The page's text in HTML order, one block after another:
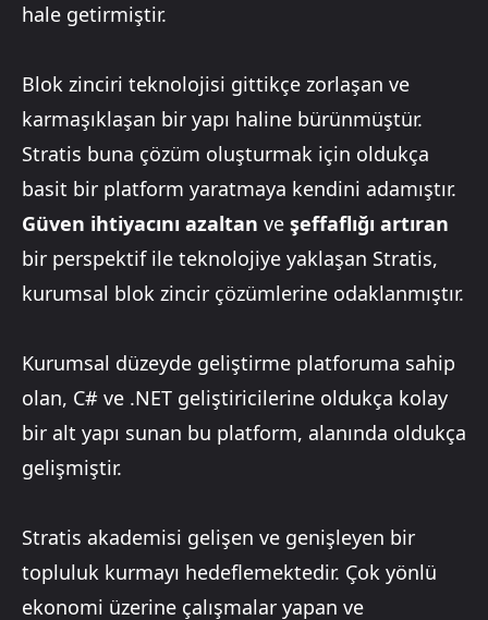
hale getirmiştir.
Blok zinciri teknolojisi gittikçe zorlaşan ve
karmaşıklaşan bir yapı haline bürünmüştür.
Stratis buna çözüm oluşturmak için oldukça
basit bir platform yaratmaya kendini adamıştır.
Güven ihtiyacını azaltan ve şeffaflığı artıran
bir perspektif ile teknolojiye yaklaşan Stratis,
kurumsal blok zincir çözümlerine odaklanmıştır.
Kurumsal düzeyde geliştirme platforuma sahip
olan, C# ve .NET geliştiricilerine oldukça kolay
bir alt yapı sunan bu platform, alanında oldukça
gelişmiştir.
Stratis akademisi gelişen ve genişleyen bir
topluluk kurmayı hedeflemektedir. Çok yönlü
ekonomi üzerine çalışmalar yapan ve